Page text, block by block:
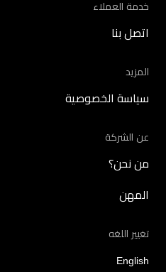
خدمة العملاء
اتصل بنا
المزيد
سياسة الخصوصية
عن الشركة
من نحن؟
المهن
تغيير اللغه
English